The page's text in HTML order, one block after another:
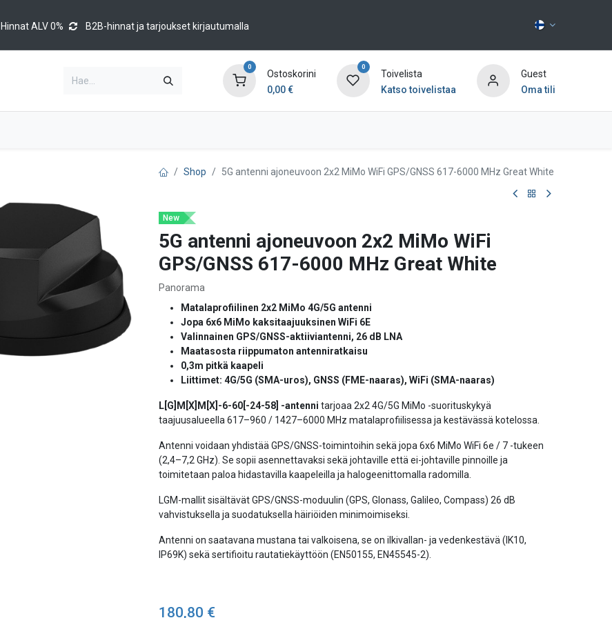
Hinnat ALV 0% B2B-hinnat ja tarjoukset kirjautumalla
0
Ostoskorini
0,00€
0
Toivelista
Katso toivelistaa
Guest
Oma tili
Shop 5G antenni ajoneuvoon 2x2 MiMo WiFi GPS/GNSS 617-6000 MHz Great White
New
5G antenni ajoneuvoon 2x2 MiMo WiFi
GPS/GNSS 617-6000 MHz Great White
Panorama
Matalaprofiilinen 2x2 MiMo 4G/5G antenni
Jopa 6x6 MiMo kaksitaajuuksinen WiFi 6E
Valinnainen GPS/GNSS-aktiiviantenni, 26 dB LNA
Maatasosta riippumaton antenniratkaisu
0,3m pitkä kaapeli
Liittimet: 4G/5G (SMA-uros), GNSS (FME-naaras), WiFi (SMA-naaras)
L[G]M[X]M[X]-6-60[-24-58] -antenni tarjoaa 2x2 4G/5G MiMo -suorituskykyä
taajuusalueella 617–960 / 1427–6000 MHz matalaprofiilisessa ja kestävässä kotelossa.
Antenni voidaan yhdistää GPS/GNSS-toimintoihin sekä jopa 6x6 MiMo WiFi 6e / 7 -tukeen
(2,4–7,2 GHz). Se sopii asennettavaksi sekä johtaville että ei-johtaville pinnoille ja
toimitetaan paloa hidastavilla kaapeleilla ja halogeenittomalla radomilla.
LGM-mallit sisältävät GPS/GNSS-moduulin (GPS, Glonass, Galileo, Compass) 26 dB
vahvistuksella ja suodatuksella häiriöiden minimoimiseksi.
Antenni on saatavana mustana tai valkoisena, se on ilkivallan- ja vedenkestävä (IK10,
IP69K) sekä sertifioitu rautatiekäyttöön (EN50155, EN45545-2).
180,80 €